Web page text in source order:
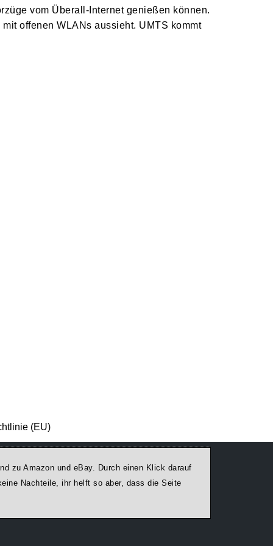
vom Überall-Internet genießen können.
offenen WLANs aussieht. UMTS kommt
(EU)
zu Amazon und eBay. Durch einen Klick darauf
Nachteile, ihr helft so aber, dass die Seite